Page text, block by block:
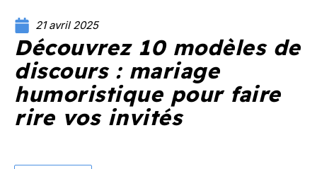
21 avril 2025
Découvrez 10 modèles de
discours : mariage
humoristique pour faire
rire vos invités